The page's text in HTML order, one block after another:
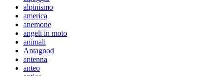
alpinismo
america
anemone
angeli in moto
animali
Antagnod
antenna
anteo